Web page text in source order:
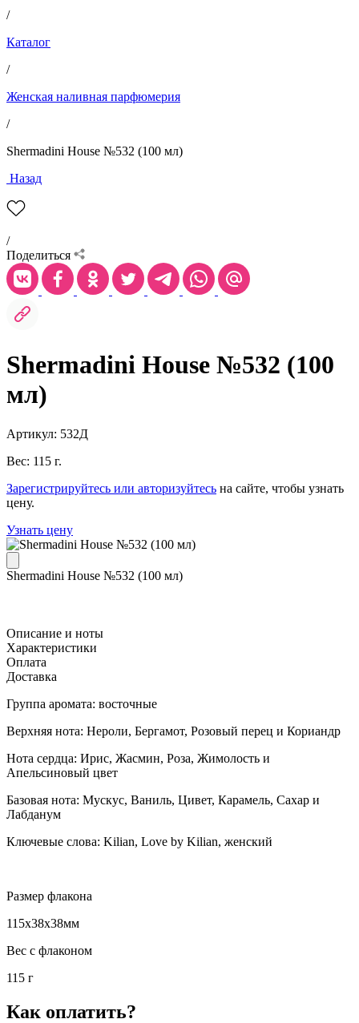
/
Каталог
/
Женская наливная парфюмерия
/
Shermadini House №532 (100 мл)
Назад
/
Поделиться
Shermadini House №532 (100
мл)
Артикул: 532Д
Вес: 115 г.
Зарегистрируйтесь или авторизуйтесь на сайте, чтобы узнать
цену.
Узнать цену
Shermadini House №532 (100 мл)
Описание и ноты
Характеристики
Оплата
Доставка
Группа аромата: восточные
Верхняя нота: Нероли, Бергамот, Розовый перец и Кориандр
Нота сердца: Ирис, Жасмин, Роза, Жимолость и
Апельсиновый цвет
Базовая нота: Мускус, Ваниль, Цивет, Карамель, Сахар и
Лабданум
Ключевые слова: Kilian, Love by Kilian, женский
Размер флакона
115x38x38мм
Вес с флаконом
115 г
Как оплатить?